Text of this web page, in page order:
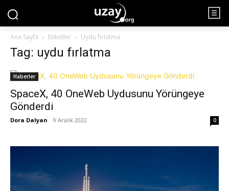
Ana Sayfa Etiketler Uydu fırlatma
Tag: uydu fırlatma
Haberler
SpaceX, 40 OneWeb Uydusunu Yörüngeye
Gönderdi
Dora Dalyan - 9 Aralık 2022 0